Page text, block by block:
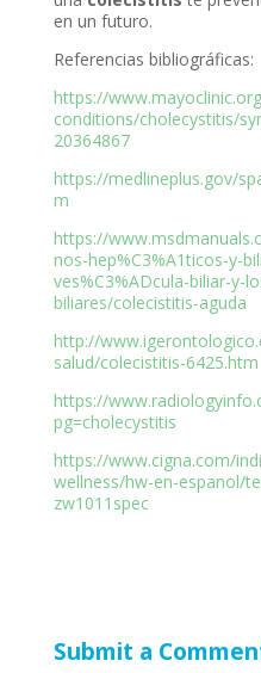
en un futuro.
Referencias bibliográficas:
https://
conditions/cholecystitis/
20364867
https://medlineplus.gov/
m
https://
nos-hep%C3%A1ticos-y-
ves%C3%ADcula-biliar-y-
biliares/colecistitis-aguda
http://
salud/colecistitis-6425.htm
https://
pg=cholecystitis
https://www.cigna.com/
wellness/hw-en-espanol/
zw1011spec
Submit a